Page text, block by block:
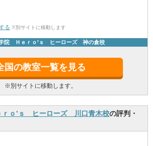
る ※別サイトに移動します
院 Ｈｅｒｏ’ｓ ヒーローズ 神の倉校
国の教室一覧を見る
※別サイトに移動します。
ｏ’ｓ ヒーローズ 川口青木校の評判・